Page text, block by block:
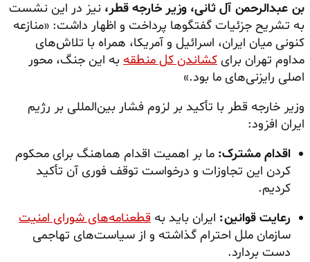
بن عبدالرحمن آل ثانی، وزیر خارجه قطر، نیز در این نشست
به تشریح جزئیات گفتگوها پرداخت و اظهار داشت: «منازعه
کنونی میان ایران، اسرائیل و آمریکا، همراه با تلاش‌های
مداوم تهران برای کشاندن کل منطقه به این جنگ، محور
اصلی رایزنی‌های ما بود.»
وزیر خارجه قطر با تأکید بر لزوم فشار بین‌المللی بر رژیم
ایران افزود:
اقدام مشترک: ما بر اهمیت اقدام هماهنگ برای محکوم
کردن این تجاوزات و درخواست توقف فوری آن تأکید
کردیم.
رعایت قوانین: ایران باید به قطعنامه‌های شورای امنیت
سازمان ملل احترام گذاشته و از سیاست‌های تهاجمی
دست بردارد.